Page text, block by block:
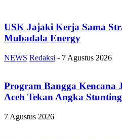
USK Jajaki Kerja Sama
Mubadala Energy
NEWS Redaksi - 7 Agustus 2026
Program Bangga Kencana
Aceh Tekan Angka Stunting
7 Agustus 2026